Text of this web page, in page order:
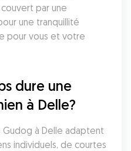
par une
une tranquillité
pour vous et votre
dure une
à Delle?
Gudog à Delle adaptent
individuels, de courtes